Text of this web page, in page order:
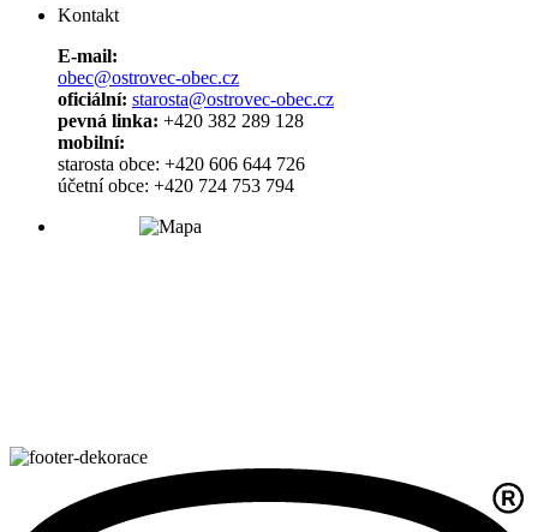
Kontakt
E-mail:
obec@ostrovec-obec.cz
oficiální: starosta@ostrovec-obec.cz
pevná linka: +420 382 289 128
mobilní:
starosta obce: +420 606 644 726
účetní obce: +420 724 753 794